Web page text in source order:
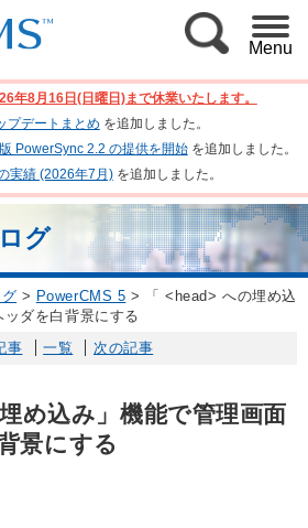
Menu
年8月16日(日曜日)まで休業いたします。
プデートまとめ を追加しました。
PowerSync 2.2 の提供を開始を追加しました。
実績 (2026年7月)を追加しました。
グ
> PowerCMS 5 >
「 <head> への埋め込
ダを白背景にする
事 一覧 次の記事
め込み」機能で管理画面
景にする